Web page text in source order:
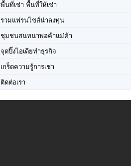
พื้นที่เช่า พื้นที่ให้เช่า
รวมแฟรนไชส์น่าลงทุน
ชุมชนสนทนาพ่อค้าแม่ค้า
จุดปิ๊งไอเดียทำธุรกิจ
เกร็ดความรู้การเช่า
ติดต่อเรา